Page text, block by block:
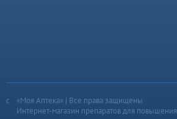
«Моя Аптека» | Все права защищены
Интернет-магазин препаратов для